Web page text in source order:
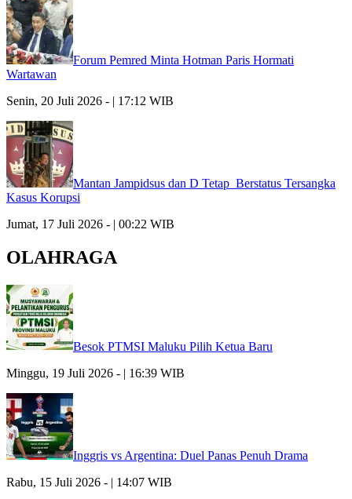
Forum Pemred Minta Hotman Paris Hormati
Wartawan
Senin, 20 Juli 2026 - | 17:12 WIB
Mantan Jampidsus dan D Tetap Berstatus Tersangka
Kasus Korupsi
Jumat, 17 Juli 2026 - | 00:22 WIB
OLAHRAGA
Besok PTMSI Maluku Pilih Ketua Baru
Minggu, 19 Juli 2026 - | 16:39 WIB
Inggris vs Argentina: Duel Panas Penuh Drama
Rabu, 15 Juli 2026 - | 14:07 WIB